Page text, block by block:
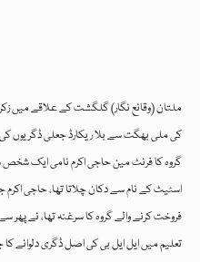
ملتان (وقائع نگار) گلگشت کے علاقے میں
کی ملی بھگت سے بلا ریکارڈ جعلی ڈگریوں
گروہ کا فرنٹ مین حاجی اکرم نامی ایک
اسٹیٹ کے نام سے دکان چلاتا تھا، حاجی
فروخت کرنے والے گروہ کا سرغنہ تھا، نے پھر
تعلیم میں ایل ایل بی کی اصل ڈگری دلوانے